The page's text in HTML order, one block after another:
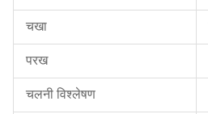
चखा
परख
चलनी विश्लेषण